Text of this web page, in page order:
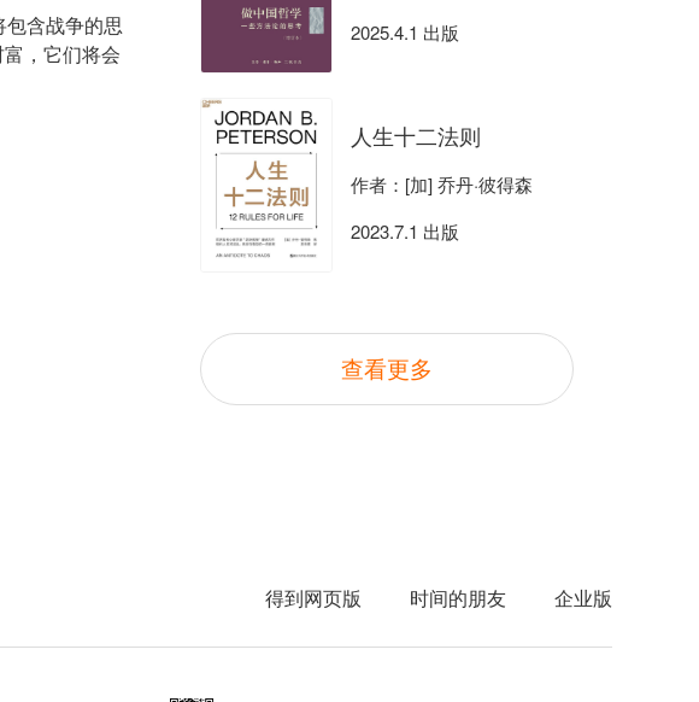
含战争的思
，它们将会
2025.4.1 出版
人生十二法则
作者：[加] 乔丹·彼得森
2023.7.1 出版
查看更多
得到网页版 时间的朋友 企业版